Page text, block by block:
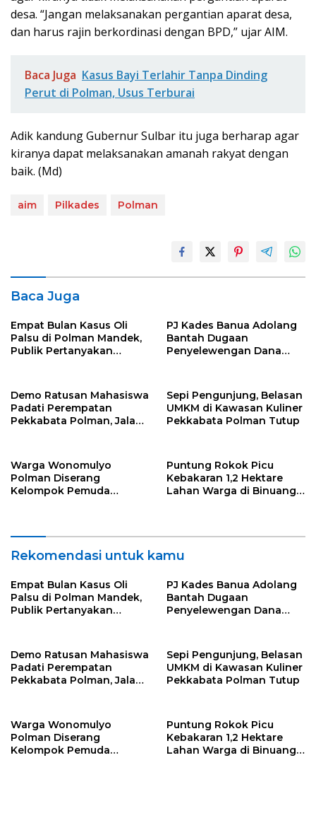
desa. “Jangan melaksanakan pergantian aparat desa,
dan harus rajin berkordinasi dengan BPD,” ujar AIM.
Baca Juga Kasus Bayi Terlahir Tanpa Dinding
Perut di Polman, Usus Terburai
Adik kandung Gubernur Sulbar itu juga berharap agar
kiranya dapat melaksanakan amanah rakyat dengan
baik. (Md)
aim Pilkades Polman
Baca Juga
Empat Bulan Kasus Oli
Palsu di Polman Mandek,
Publik Pertanyakan
PJ Kades Banua Adolang
Bantah Dugaan
Penyelewengan Dana
Transparan
Demo Ratusan Mahasiswa
Padati Perempatan
Pekkabata Polman, Jalan
Sepi Pengunjung, Belasan
UMKM di Kawasan Kuliner
Pekkabata Polman Tutup
Warga Wonomulyo
Polman Diserang
Kelompok Pemuda
Puntung Rokok Picu
Kebakaran 1,2 Hektare
Lahan Warga di Binuang
Rekomendasi untuk kamu
Empat Bulan Kasus Oli
Palsu di Polman Mandek,
Publik Pertanyakan
PJ Kades Banua Adolang
Bantah Dugaan
Penyelewengan Dana
Transparan
Demo Ratusan Mahasiswa
Padati Perempatan
Pekkabata Polman, Jalan
Sepi Pengunjung, Belasan
UMKM di Kawasan Kuliner
Pekkabata Polman Tutup
Warga Wonomulyo
Polman Diserang
Kelompok Pemuda
Puntung Rokok Picu
Kebakaran 1,2 Hektare
Lahan Warga di Binuang